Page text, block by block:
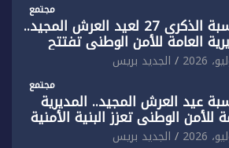
مجتمع
بمناسبة الذكرى 27 لعيد العرش المجيد..
العامة للأمن الوطني تفتتح
الجديد لفرقة الشرطة السياحية
الجديد بريس
مجتمع
عيد العرش المجيد.. المديرية
للأمن الوطني تعزز البنية الأمنية
بإحداث فرقتين جديدتين
الجديد بريس